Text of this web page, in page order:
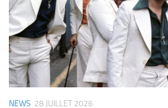
NEWS 28 JUILLET 2026